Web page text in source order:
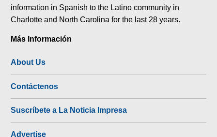
information in Spanish to the Latino community in
Charlotte and North Carolina for the last 28 years.
Más Información
About Us
Contáctenos
Suscríbete a La Noticia Impresa
Advertise